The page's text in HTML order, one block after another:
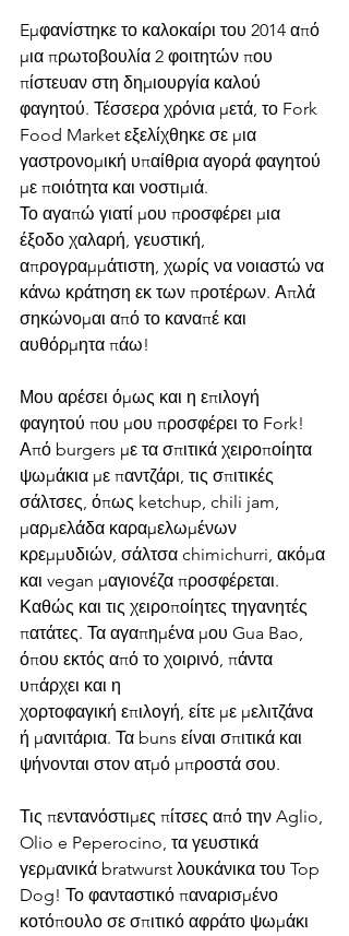
Eμφανίστηκε το καλοκαίρι του 2014 από
μια πρωτοβουλία 2 φοιτητών που
πίστευαν στη δημιουργία καλού
φαγητού. Τέσσερα χρόνια μετά, το Fork
Food Market εξελίχθηκε σε μια
γαστρονομική υπαίθρια αγορά φαγητού
με ποιότητα και νοστιμιά.
Το αγαπώ γιατί μου προσφέρει μια
έξοδο χαλαρή, γευστική,
απρογραμμάτιστη, χωρίς να νοιαστώ να
κάνω κράτηση εκ των προτέρων. Απλά
σηκώνομαι από το καναπέ και
αυθόρμητα πάω!
Μου αρέσει όμως και η επιλογή
φαγητού που μου προσφέρει το Fork!
Από burgers με τα σπιτικά χειροποίητα
ψωμάκια με παντζάρι, τις σπιτικές
σάλτσες, όπως ketchup, chili jam,
μαρμελάδα καραμελωμένων
κρεμμυδιών, σάλτσα chimichurri, ακόμα
και vegan μαγιονέζα προσφέρεται.
Καθώς και τις χειροποίητες τηγανητές
πατάτες. Τα αγαπημένα μου Gua Bao,
όπου εκτός από το χοιρινό, πάντα
υπάρχει και η
χορτοφαγική επιλογή, είτε με μελιτζάνα
ή μανιτάρια. Τα buns είναι σπιτικά και
ψήνονται στον ατμό μπροστά σου.
Τις πεντανόστιμες πίτσες από την Aglio,
Olio e Peperocino, τα γευστικά
γερμανικά bratwurst λουκάνικα του Top
Dog! Το φανταστικό παναρισμένο
κοτόπουλο σε σπιτικό αφράτο ψωμάκι